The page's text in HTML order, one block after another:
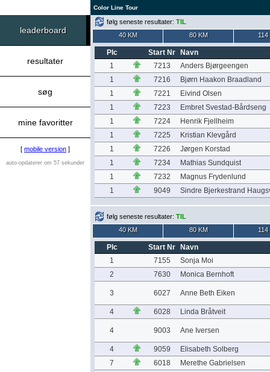
Color Line Tour
leaderboard
resultater
søg
mine favoritter
[ mobile version ]
auto-opdaterer om 57 sekunder
følg seneste resultater: TIL
40 KM
80 KM 114
Plc Start Nr
Navn
1
7213
Anders Bjørgeengen
1
7216
Bjørn Haakon Braadland
1
7221
Eivind Olsen
1
7223
Embret Svestad-Bårdseng
1
7224
Henrik Fjellheim
1
7225
Kristian Klevgård
1
7226
Jørgen Korstad
1
7234
Mathias Sundquist
1
7232
Magnus Frydenlund
1
9049 Sindre Bjerkestrand
følg seneste resultater: TIL
40 KM
80 KM 114
Plc Start Nr
Navn
1
7155
Sonja Moi
2
7630 Monica Bernhoft
3 6027 Anne Beth Eiken
4 6028 Linda Bråtveit
4 9003 Ane Iversen
4 9059
Elisabeth Solberg
7
6018
Merethe Gabrielsen